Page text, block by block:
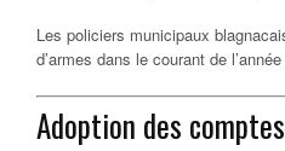
Les policiers municipaux
d’armes dans le courant de
Adoption des